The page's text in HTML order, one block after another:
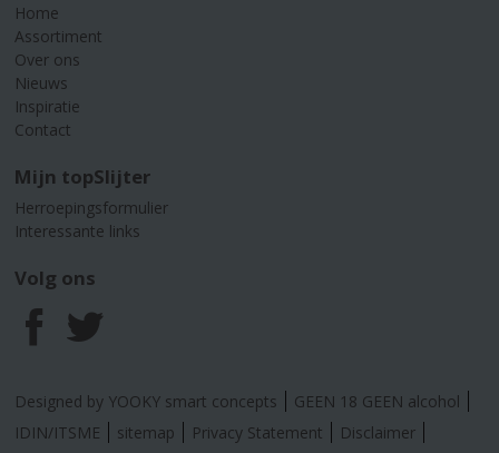
Home
Assortiment
Over ons
Nieuws
Inspiratie
Contact
Mijn topSlijter
Herroepingsformulier
Interessante links
Volg ons
F
a
c
T
w
i
Designed by YOOKY smart concepts
GEEN 18 GEEN alcohol
IDIN/ITSME
sitemap Privacy Statement
Disclaimer